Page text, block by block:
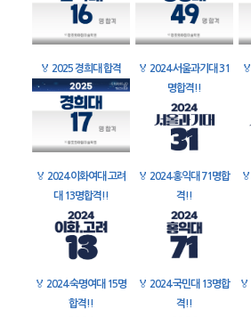
🏅 2025 경희대 합격 🏅 2024 서울과기대 31
명합격!!
🏅
🏅 2024 이화여대 고려
대 13명합격!!
🏅 2024 홍익대 71명합
격!!
🏅
🏅 2024 숙명여대 15명
합격!!
🏅 2024 국민대 13명합
격!!
🏅